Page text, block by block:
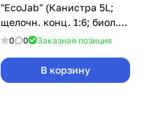
"EcoJab" (Канистра 5L;
щелочн. конц. 1:6; биол.
разложимый)
0 0 Заказная позиция
В корзину